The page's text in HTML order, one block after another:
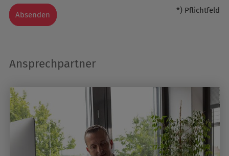
Absenden *) Pflichtfeld
Ansprechpartner